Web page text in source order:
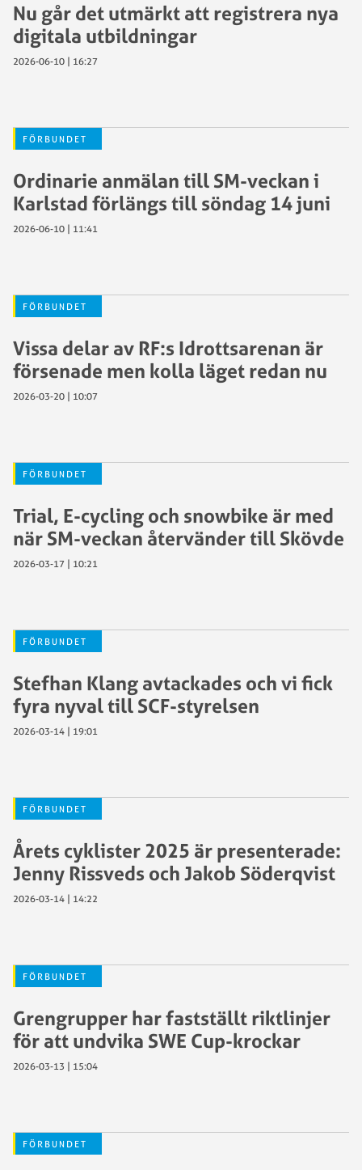
Nu går det utmärkt att registrera nya
digitala utbildningar
2026-06-10 | 16:27
FÖRBUNDET
Ordinarie anmälan till SM-veckan i
Karlstad förlängs till söndag 14 juni
2026-06-10 | 11:41
FÖRBUNDET
Vissa delar av RF:s Idrottsarenan är
försenade men kolla läget redan nu
2026-03-20 | 10:07
FÖRBUNDET
Trial, E-cycling och snowbike är med
när SM-veckan återvänder till Skövde
2026-03-17 | 10:21
FÖRBUNDET
Stefhan Klang avtackades och vi fick
fyra nyval till SCF-styrelsen
2026-03-14 | 19:01
FÖRBUNDET
Årets cyklister 2025 är presenterade:
Jenny Rissveds och Jakob Söderqvist
2026-03-14 | 14:22
FÖRBUNDET
Grengrupper har fastställt riktlinjer
för att undvika SWE Cup-krockar
2026-03-13 | 15:04
FÖRBUNDET